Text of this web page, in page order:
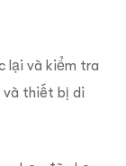
lại và kiểm tra
và thiết bị di